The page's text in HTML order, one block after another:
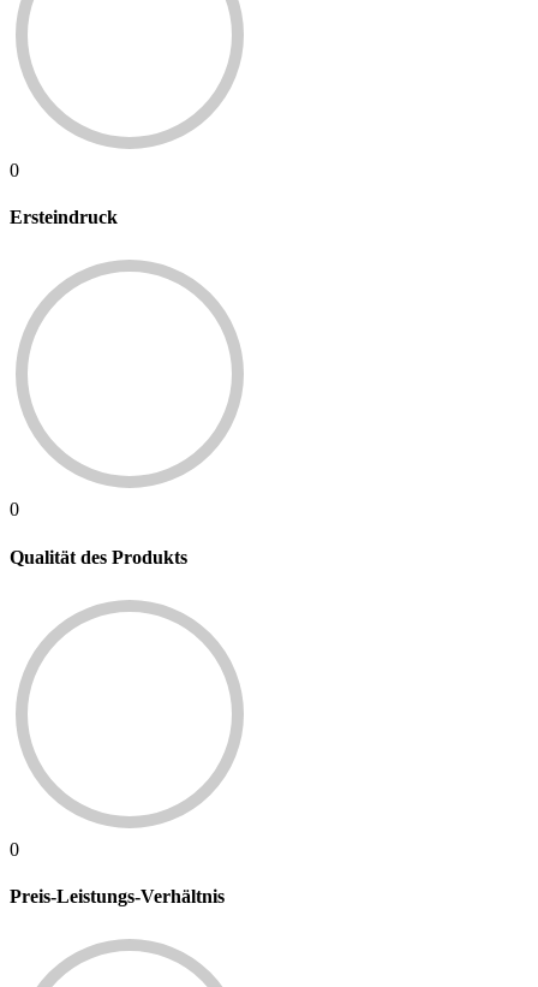
0
Ersteindruck
0
Qualität des Produkts
0
Preis-Leistungs-Verhältnis